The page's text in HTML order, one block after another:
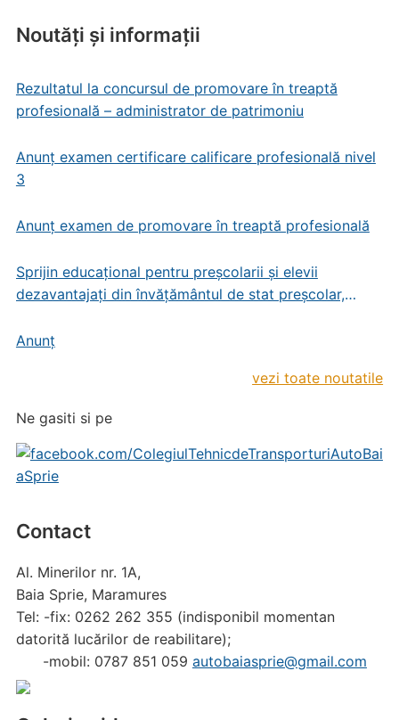
Noutăți și informații
Rezultatul la concursul de promovare în treaptă
profesională – administrator de patrimoniu
Anunț examen certificare calificare profesională nivel
3
Anunț examen de promovare în treaptă profesională
Sprijin educațional pentru preșcolarii și elevii
dezavantajați din învățământul de stat preșcolar,
Anunț
vezi toate noutatile
Ne gasiti si pe
Contact
Al. Minerilor nr. 1A,
Baia Sprie, Maramures
Tel: -fix: 0262 262 355 (indisponibil momentan
datorită lucărilor de reabilitare);
-mobil: 0787 851 059 autobaiasprie@gmail.com